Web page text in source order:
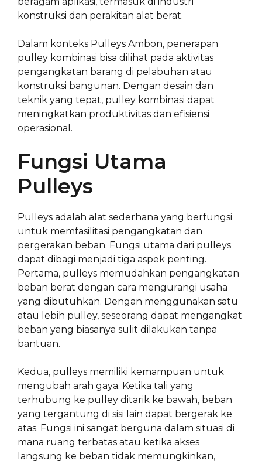
konstruksi dan perakitan alat berat.
Dalam konteks Pulleys Ambon, penerapan
pulley kombinasi bisa dilihat pada aktivitas
pengangkatan barang di pelabuhan atau
konstruksi bangunan. Dengan desain dan
teknik yang tepat, pulley kombinasi dapat
meningkatkan produktivitas dan efisiensi
operasional.
Fungsi Utama
Pulleys
Pulleys adalah alat sederhana yang berfungsi
untuk memfasilitasi pengangkatan dan
pergerakan beban. Fungsi utama dari pulleys
dapat dibagi menjadi tiga aspek penting.
Pertama, pulleys memudahkan pengangkatan
beban berat dengan cara mengurangi usaha
yang dibutuhkan. Dengan menggunakan satu
atau lebih pulley, seseorang dapat mengangkat
beban yang biasanya sulit dilakukan tanpa
bantuan.
Kedua, pulleys memiliki kemampuan untuk
mengubah arah gaya. Ketika tali yang
terhubung ke pulley ditarik ke bawah, beban
yang tergantung di sisi lain dapat bergerak ke
atas. Fungsi ini sangat berguna dalam situasi di
mana ruang terbatas atau ketika akses
langsung ke beban tidak memungkinkan,